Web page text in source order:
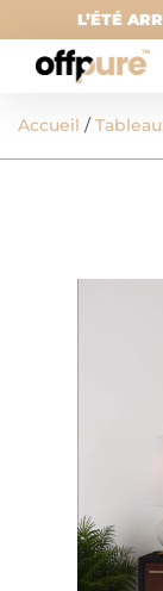
L’ÉTÉ
Accueil /